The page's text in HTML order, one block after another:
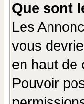
Que sont
Les
vous
en haut de
Pouvoir